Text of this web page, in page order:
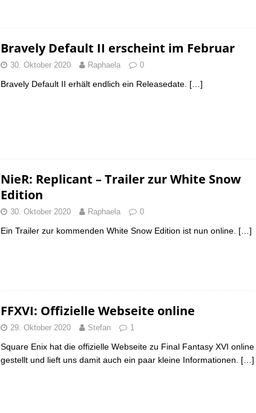
Bravely Default II erscheint im Februar
30. Oktober 2020 Raphaela 0
Bravely Default II erhält endlich ein Releasedate. […]
NieR: Replicant – Trailer zur White Snow
Edition
30. Oktober 2020 Raphaela 0
Ein Trailer zur kommenden White Snow Edition ist nun online. […]
FFXVI: Offizielle Webseite online
29. Oktober 2020 Stefan 1
Square Enix hat die offizielle Webseite zu Final Fantasy XVI online
gestellt und lieft uns damit auch ein paar kleine Informationen. […]